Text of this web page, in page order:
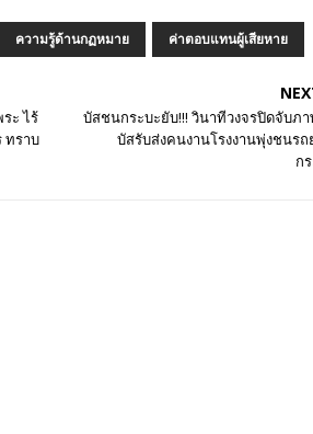
ความรู้ด้านกฏหมาย ค่าตอบแทนผู้เสียหาย
ะ ไร้
ทราบ
บัสชนกระบะยับ!!! วินาทีวงจรปิดจับภ
บัสรับส่งคนงานโรงงานพุ่งชนร
ก